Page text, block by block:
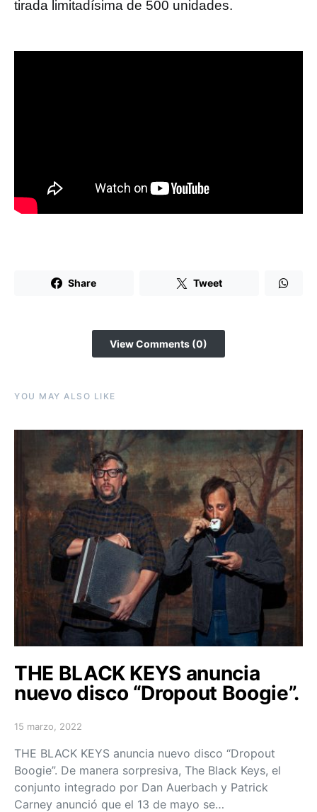
tirada limitadísima de 500 unidades.
Share Tweet
View Comments (0)
YOU MAY ALSO LIKE
THE BLACK KEYS anuncia
nuevo disco “Dropout Boogie”.
Posted on
15 marzo, 2022
THE BLACK KEYS anuncia nuevo disco “Dropout
Boogie”. De manera sorpresiva, The Black Keys, el
conjunto integrado por Dan Auerbach y Patrick
Carney anunció que el 13 de mayo se…